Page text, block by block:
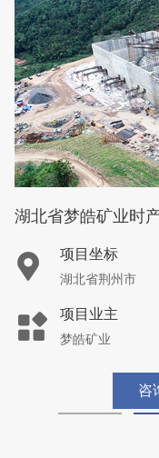
湖北省梦皓矿业时
项目坐标
湖北省荆州市
项目业主
梦皓矿业
咨